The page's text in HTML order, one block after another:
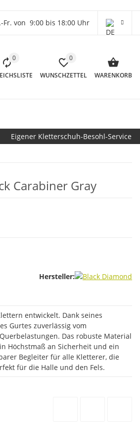
Fr. von 9:00 bis 18:00 Uhr
0 0
WUNSCHZETTEL WARENKORB
Eigener Kletterschuh-Besohl-Service
Carabiner Gray
Hersteller:
entwickelt. Dank seines
Gurtes zuverlässig vom
Das robuste Material
Höchstmaß an Sicherheit und ein
Begleiter für alle Kletterer, die
für die Halle und den Fels.